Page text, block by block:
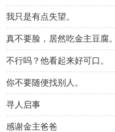
我只是有点失望。
真不要脸，居然吃金主豆腐。
不行吗？他看起来好可口。
你不要随便找别人。
寻人启事
感谢金主爸爸